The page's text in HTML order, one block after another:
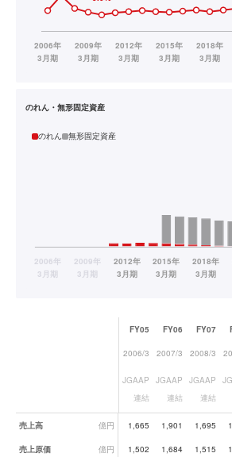
のれん・無形固定資産
のれん 無形固定資産
業績データ一覧
FY05 FY06 FY07
2006/3 2007/3 2008/3
JGAAP
連結
JGAAP
連結
JGAAP
連結
売上高 億円 1,665 1,901 1,695
売上原価 億円 1,502 1,684 1,515